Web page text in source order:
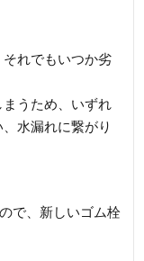
れでもいつか劣
うため、いずれ
水漏れに繋がり
で、新しいゴム栓